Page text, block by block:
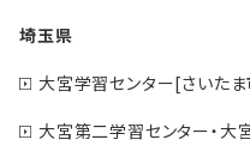
埼玉県
大宮学習センター[さいた
大宮第二学習センター・大